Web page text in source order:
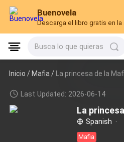
Buenovela
Descarga el libro gratis en la
Busca lo que quieras
Inicio /Mafia / La princesa de la
Last Updated: 2026-06-14
La
Spanish ·
Mafia